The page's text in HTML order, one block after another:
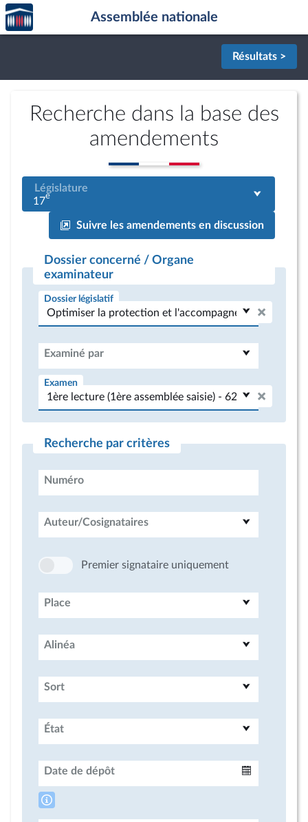
Aller au contenu
Aller en bas de la page
Accèder
à la
page
Assemblée nationale
Résultats >
Recherche dans la base des
amendements
Législature
17e
Suivre les amendements en discussion
Dossier concerné / Organe
examinateur
Dossier législatif
Examiné par
Examen
Recherche par critères
Numéro
Auteur/Cosignataires
Premier signataire uniquement
Place
Alinéa
Sort
État
Date de dépôt